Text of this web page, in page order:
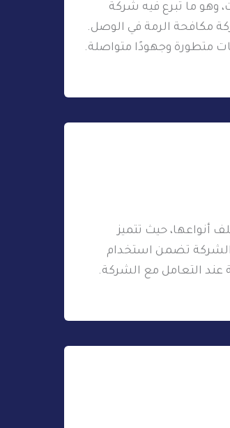
وهو ما تبرع فيه شركة
مكافحة الرمة في الوصل.
متطورة وجهودًا متواصلة.
حيث تتميز
الشركة تضمن استخدام
عند التعامل مع الشركة.